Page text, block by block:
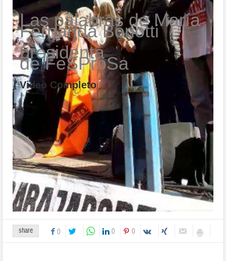
Las palabras de María
Fernanda Boriotti
presidenta
de FeSProSa
Video Completo
share 0 0 0